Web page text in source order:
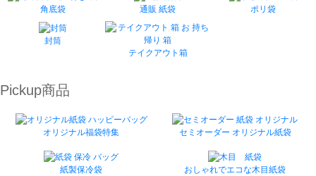
角底袋 通販 紙袋 ポリ袋
封筒
テイクアウト箱
Pickup商品
オリジナル福袋特集 セミオーダー オリジナル紙袋
紙製保冷袋 おしゃれでエコな木目紙袋